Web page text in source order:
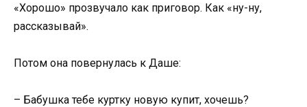
«Хорошо» прозвучало как приговор. Как «ну-ну,
рассказывай».
Потом она повернулась к Даше:
– Бабушка тебе куртку новую купит, хочешь?